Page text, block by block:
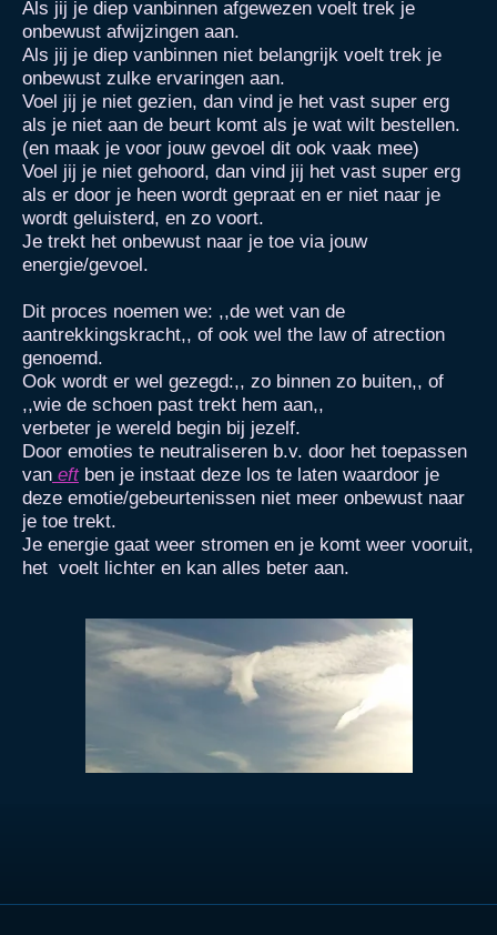
Als jij je diep vanbinnen afgewezen voelt trek je
onbewust afwijzingen aan.
Als jij je diep vanbinnen niet belangrijk voelt trek je
onbewust zulke ervaringen aan.
Voel jij je niet gezien, dan vind je het vast super erg
als je niet aan de beurt komt als je wat wilt bestellen.
(en maak je voor jouw gevoel dit ook vaak mee)
Voel jij je niet gehoord, dan vind jij het vast super erg
als er door je heen wordt gepraat en er niet naar je
wordt geluisterd, en zo voort.
Je trekt het onbewust naar je toe via jouw
energie/gevoel.
Dit proces noemen we: ,,de wet van de
aantrekkingskracht,, of ook wel the law of atrection
genoemd.
Ook wordt er wel gezegd:,, zo binnen zo buiten,, of
,,wie de schoen past trekt hem aan,,
verbeter je wereld begin bij jezelf.
Door emoties te neutraliseren b.v. door het toepassen
van eftben je instaat deze los te laten waardoor je
deze emotie/gebeurtenissen niet meer onbewust naar
je toe trekt.
Je energie gaat weer stromen en je komt weer vooruit,
het voelt lichter en kan alles beter aan.